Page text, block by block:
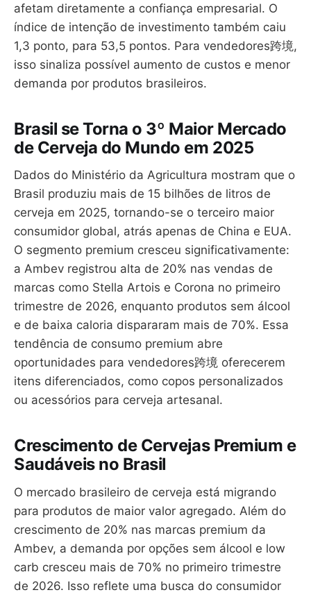
afetam diretamente a confiança empresarial. O
índice de intenção de investimento também caiu
1,3 ponto, para 53,5 pontos. Para vendedores跨境,
isso sinaliza possível aumento de custos e menor
demanda por produtos brasileiros.
Brasil se Torna o 3º Maior Mercado
de Cerveja do Mundo em 2025
Dados do Ministério da Agricultura mostram que o
Brasil produziu mais de 15 bilhões de litros de
cerveja em 2025, tornando-se o terceiro maior
consumidor global, atrás apenas de China e EUA.
O segmento premium cresceu significativamente:
a Ambev registrou alta de 20% nas vendas de
marcas como Stella Artois e Corona no primeiro
trimestre de 2026, enquanto produtos sem álcool
e de baixa caloria dispararam mais de 70%. Essa
tendência de consumo premium abre
oportunidades para vendedores跨境 oferecerem
itens diferenciados, como copos personalizados
ou acessórios para cerveja artesanal.
Crescimento de Cervejas Premium e
Saudáveis no Brasil
O mercado brasileiro de cerveja está migrando
para produtos de maior valor agregado. Além do
crescimento de 20% nas marcas premium da
Ambev, a demanda por opções sem álcool e low
carb cresceu mais de 70% no primeiro trimestre
de 2026. Isso reflete uma busca do consumidor